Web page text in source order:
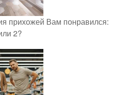
прихожей Вам понравился:
2?